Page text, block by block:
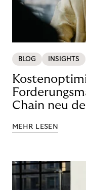
BLOG INSIGHTS
Chain neu
MEHR LESEN